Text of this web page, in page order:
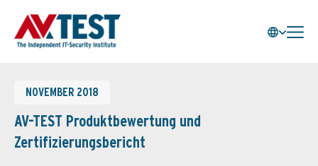
NOVEMBER 2018
AV-TEST Produktbewertung und
Zertifizierungsbericht